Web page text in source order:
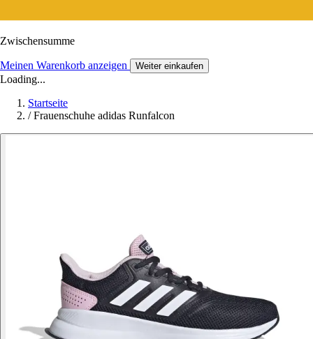
Zwischensumme
Meinen Warenkorb anzeigen Weiter einkaufen
Loading...
Startseite
/ Frauenschuhe adidas Runfalcon